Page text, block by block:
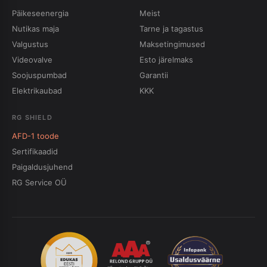
Päikeseenergia
Nutikas maja
Valgustus
Videovalve
Soojuspumbad
Elektrikaubad
Meist
Tarne ja tagastus
Maksetingimused
Esto järelmaks
Garantii
KKK
RG SHIELD
AFD-1 toode
Sertifikaadid
Paigaldusjuhend
RG Service OÜ